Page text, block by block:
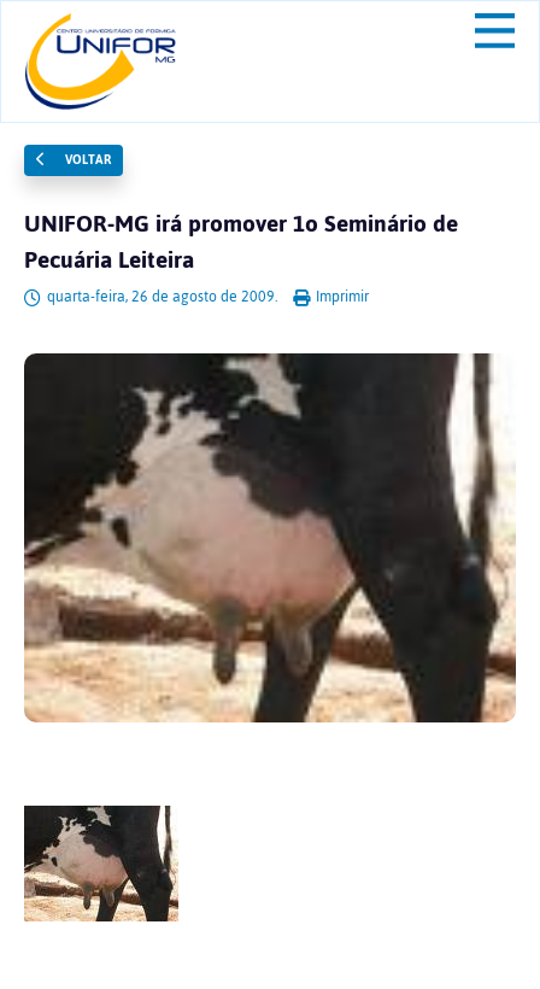
VOLTAR
UNIFOR-MG irá promover 1o Seminário de
Pecuária Leiteira
quarta-feira, 26 de agosto de 2009. Imprimir